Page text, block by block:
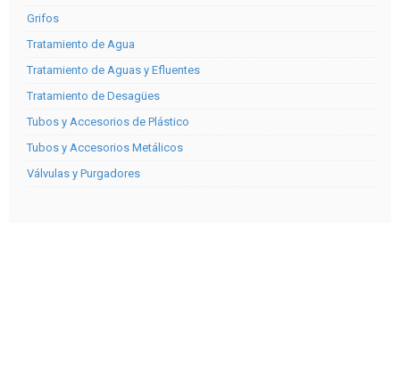
Grifos
Tratamiento de Agua
Tratamiento de Aguas y Efluentes
Tratamiento de Desagües
Tubos y Accesorios de Plástico
Tubos y Accesorios Metálicos
Válvulas y Purgadores